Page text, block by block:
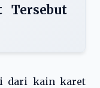
Tersebut
kain karet